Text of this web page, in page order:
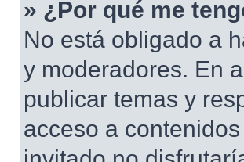
» ¿Por qué me
No está obligado a
y moderadores. En
publicar temas y
acceso a